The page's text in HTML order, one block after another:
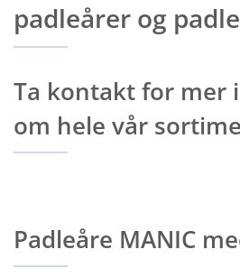
padleårer og
Ta kontakt for mer
om hele vår
Padleåre MANIC